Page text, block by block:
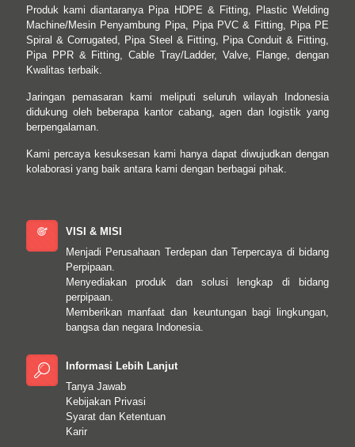
Produk kami diantaranya Pipa HDPE & Fitting, Plastic Welding
Machine/Mesin Penyambung Pipa, Pipa PVC & Fitting, Pipa PE
Spiral & Corrugated, Pipa Steel & Fitting, Pipa Conduit & Fitting,
Pipa PPR & Fitting, Cable Tray/Ladder, Valve, Flange, dengan
Kwalitas terbaik.
Jaringan pemasaran kami meliputi seluruh wilayah Indonesia
didukung oleh beberapa kantor cabang, agen dan logistik yang
berpengalaman.
Kami percaya kesuksesan kami hanya dapat diwujudkan dengan
kolaborasi yang baik antara kami dengan berbagai pihak.
VISI & MISI
Menjadi Perusahaan Terdepan dan Terpercaya di bidang
Perpipaan.
Menyediakan produk dan solusi lengkap di bidang
perpipaan.
Memberikan manfaat dan keuntungan bagi lingkungan,
bangsa dan negara Indonesia.
Informasi Lebih Lanjut
Tanya Jawab
Kebijakan Privasi
Syarat dan Ketentuan
Karir